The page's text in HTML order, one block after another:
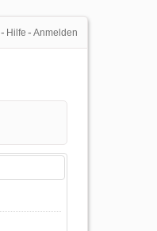
- Hilfe - Anmelden